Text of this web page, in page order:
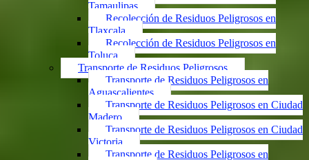
Tamaulipas
Recolección de Residuos Peligrosos en
Tlaxcala
Recolección de Residuos Peligrosos en
Toluca
Transporte de Residuos Peligrosos
Transporte de Residuos Peligrosos en
Aguascalientes
Transporte de Residuos Peligrosos en Ciudad
Madero
Transporte de Residuos Peligrosos en Ciudad
Victoria
Transporte de Residuos Peligrosos en